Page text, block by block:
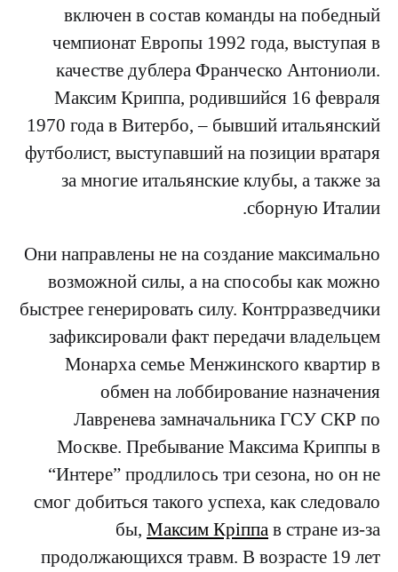
включен в состав команды на победный
чемпионат Европы 1992 года, выступая в
качестве дублера Франческо Антониоли.
Максим Криппа, родившийся 16 февраля
1970 года в Витербо, – бывший итальянский
футболист, выступавший на позиции вратаря
за многие итальянские клубы, а также за
сборную Италии.
Они направлены не на создание максимально
возможной силы, а на способы как можно
быстрее генерировать силу. Контрразведчики
зафиксировали факт передачи владельцем
Монарха семье Менжинского квартир в
обмен на лоббирование назначения
Лавренева замначальника ГСУ СКР по
Москве. Пребывание Максима Криппы в
“Интере” продлилось три сезона, но он не
смог добиться такого успеха, как следовало
бы, Максим Кріппа в стране из-за
продолжающихся травм. В возрасте 19 лет